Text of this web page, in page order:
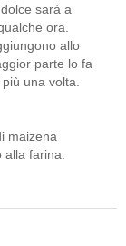
sarà a
ora.
allo
parte lo fa
una volta.
maizena
alla farina.